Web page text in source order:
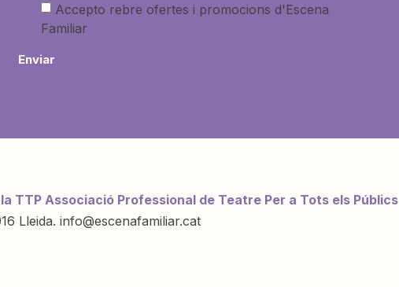
Accepto rebre ofertes i promocions d'Escena
Familiar
Enviar
TTP Associació Professional de Teatre Per a Tots els Públics
Lleida. info@escenafamiliar.cat